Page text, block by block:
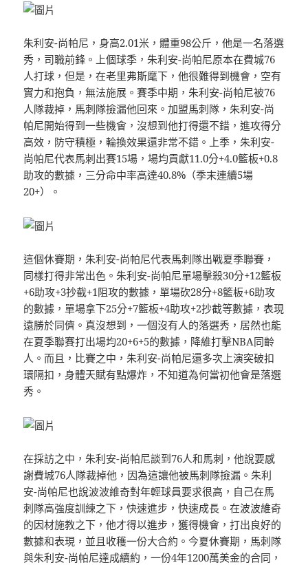
朱利安-尚帕尼，身高2.01米，體重98公斤，他是一名落選
秀，司職前鋒。上個球季，朱利安-尚帕尼原本在費城76
人打球，但是，在老里弗斯麾下，他很難得到機會，空有
實力和抱負，無法施展。賽季中期，朱利安-尚帕尼被76
人隊裁掉，馬刺隊撿漏他回來。加盟馬刺隊，朱利安-尚
帕尼開始得到一些機會，沒想到他打得還不錯，進攻得分
高效，防守積極，輪換效果還非常不錯。上季，朱利安-
尚帕尼代表馬刺出賽15場，場均貢獻11.0分+4.0籃板+0.8
助攻的數據，三分命中率高達40.8%（季末連續5場
20+）。
這個休賽期，朱利安-尚帕尼代表馬刺隊出戰夏季聯賽，
同樣打得非常出色。朱利安-尚帕尼單場擊殺30分+12籃板
+6助攻+3抄截+1阻攻的數據，單場砍28分+8籃板+6助攻
的數據，單場拿下25分+7籃板+4助攻+2抄截等數據，表現
遠勝於同儕。真沒想到，一個沒有人的落選秀，居然也能
在夏季聯賽打出場均20+6+5的數據，降維打擊NBA同齡
人。而且，比賽之中，朱利安-尚帕尼還多次上演突破扣
環隔扣，身體天賦有點爆炸，不知道為何當初他會是落選
秀。
在採訪之中，朱利安-尚帕尼談到76人和馬刺，他說要感
謝費城76人隊裁掉他，因為這讓他被馬刺隊撿漏。朱利
安-尚帕尼也說波波維奇對年輕球員要求很高，自己在馬
刺隊高強度訓練之下，快速進步，快速成長。在波波維奇
的因材施教之下，他才得以進步，獲得機會，打出良好的
數據和表現，並且收穫一份大合約。今夏休賽期，馬刺隊
與朱利安-尚帕尼達成續約，一份4年1200萬美金的合同，